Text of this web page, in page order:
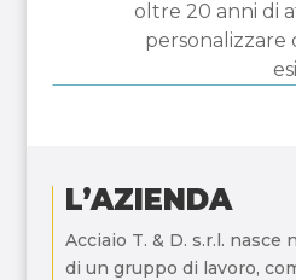
oltre 20 anni di
L’AZIENDA
Acciaio T. & D. s.r.l. nasce
di un gruppo di lavoro,